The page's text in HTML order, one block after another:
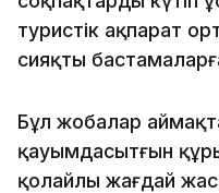
туристік ақпарат
сияқты
Бұл жобалар
қауымдасытғын
қолайлы жағдай